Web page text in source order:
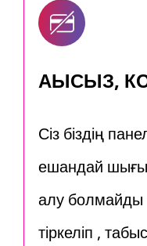
АҚЫСЫЗ,
Сіз біздің
ешқандай
қалу болмайды
тіркеліп ,